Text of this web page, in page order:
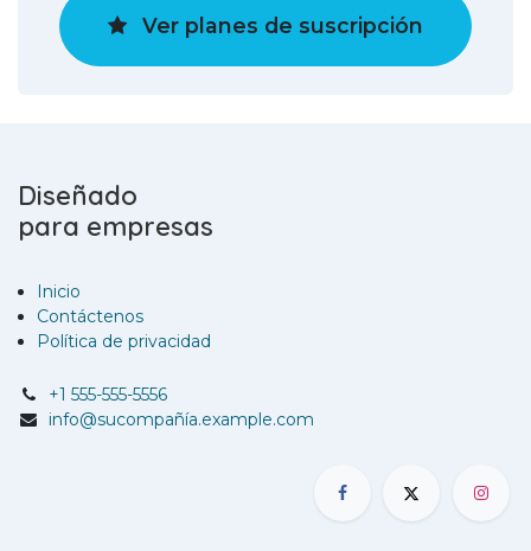
Ver planes de suscripción
Diseñado
para empresas
Inicio
Contáctenos
Política de privacidad
+1 555-555-5556
info@sucompañía.example.com